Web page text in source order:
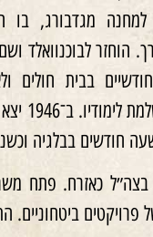
למחנה מגדבורג,
הוחזר לבוכנוואלד
בבית חולים
חודשים בבלגיה
כאזרח. פתח
ביטחוניים.